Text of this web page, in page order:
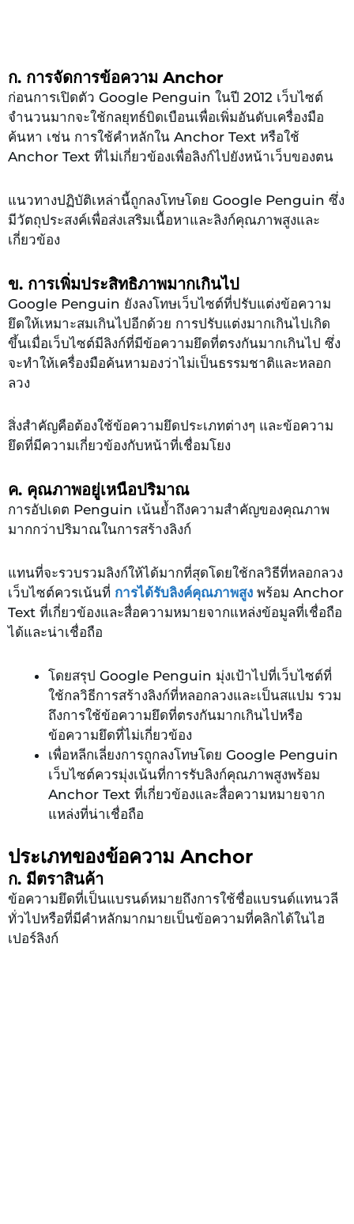
ก. การจัดการข้อความ Anchor
ก่อนการเปิดตัว Google Penguin ในปี 2012 เว็บไซต์
จำนวนมากจะใช้กลยุทธ์บิดเบือนเพื่อเพิ่มอันดับเครื่องมือ
ค้นหา เช่น การใช้คำหลักใน Anchor Text หรือใช้
Anchor Text ที่ไม่เกี่ยวข้องเพื่อลิงก์ไปยังหน้าเว็บของตน
แนวทางปฏิบัติเหล่านี้ถูกลงโทษโดย Google Penguin ซึ่ง
มีวัตถุประสงค์เพื่อส่งเสริมเนื้อหาและลิงก์คุณภาพสูงและ
เกี่ยวข้อง
ข. การเพิ่มประสิทธิภาพมากเกินไป
Google Penguin ยังลงโทษเว็บไซต์ที่ปรับแต่งข้อความ
ยึดให้เหมาะสมเกินไปอีกด้วย การปรับแต่งมากเกินไปเกิด
ขึ้นเมื่อเว็บไซต์มีลิงก์ที่มีข้อความยึดที่ตรงกันมากเกินไป ซึ่ง
จะทำให้เครื่องมือค้นหามองว่าไม่เป็นธรรมชาติและหลอก
ลวง
สิ่งสำคัญคือต้องใช้ข้อความยึดประเภทต่างๆ และข้อความ
ยึดที่มีความเกี่ยวข้องกับหน้าที่เชื่อมโยง
ค. คุณภาพอยู่เหนือปริมาณ
การอัปเดต Penguin เน้นย้ำถึงความสำคัญของคุณภาพ
มากกว่าปริมาณในการสร้างลิงก์
แทนที่จะรวบรวมลิงก์ให้ได้มากที่สุดโดยใช้กลวิธีที่หลอกลวง
เว็บไซต์ควรเน้นที่ การได้รับลิงค์คุณภาพสูง พร้อม Anchor
Text ที่เกี่ยวข้องและสื่อความหมายจากแหล่งข้อมูลที่เชื่อถือ
ได้และน่าเชื่อถือ
โดยสรุป Google Penguin มุ่งเป้าไปที่เว็บไซต์ที่
ใช้กลวิธีการสร้างลิงก์ที่หลอกลวงและเป็นสแปม รวม
ถึงการใช้ข้อความยึดที่ตรงกันมากเกินไปหรือ
ข้อความยึดที่ไม่เกี่ยวข้อง
เพื่อหลีกเลี่ยงการถูกลงโทษโดย Google Penguin
เว็บไซต์ควรมุ่งเน้นที่การรับลิงก์คุณภาพสูงพร้อม
Anchor Text ที่เกี่ยวข้องและสื่อความหมายจาก
แหล่งที่น่าเชื่อถือ
ประเภทของข้อความ Anchor
ก. มีตราสินค้า
ข้อความยึดที่เป็นแบรนด์หมายถึงการใช้ชื่อแบรนด์แทนวลี
ทั่วไปหรือที่มีคำหลักมากมายเป็นข้อความที่คลิกได้ในไฮ
เปอร์ลิงก์